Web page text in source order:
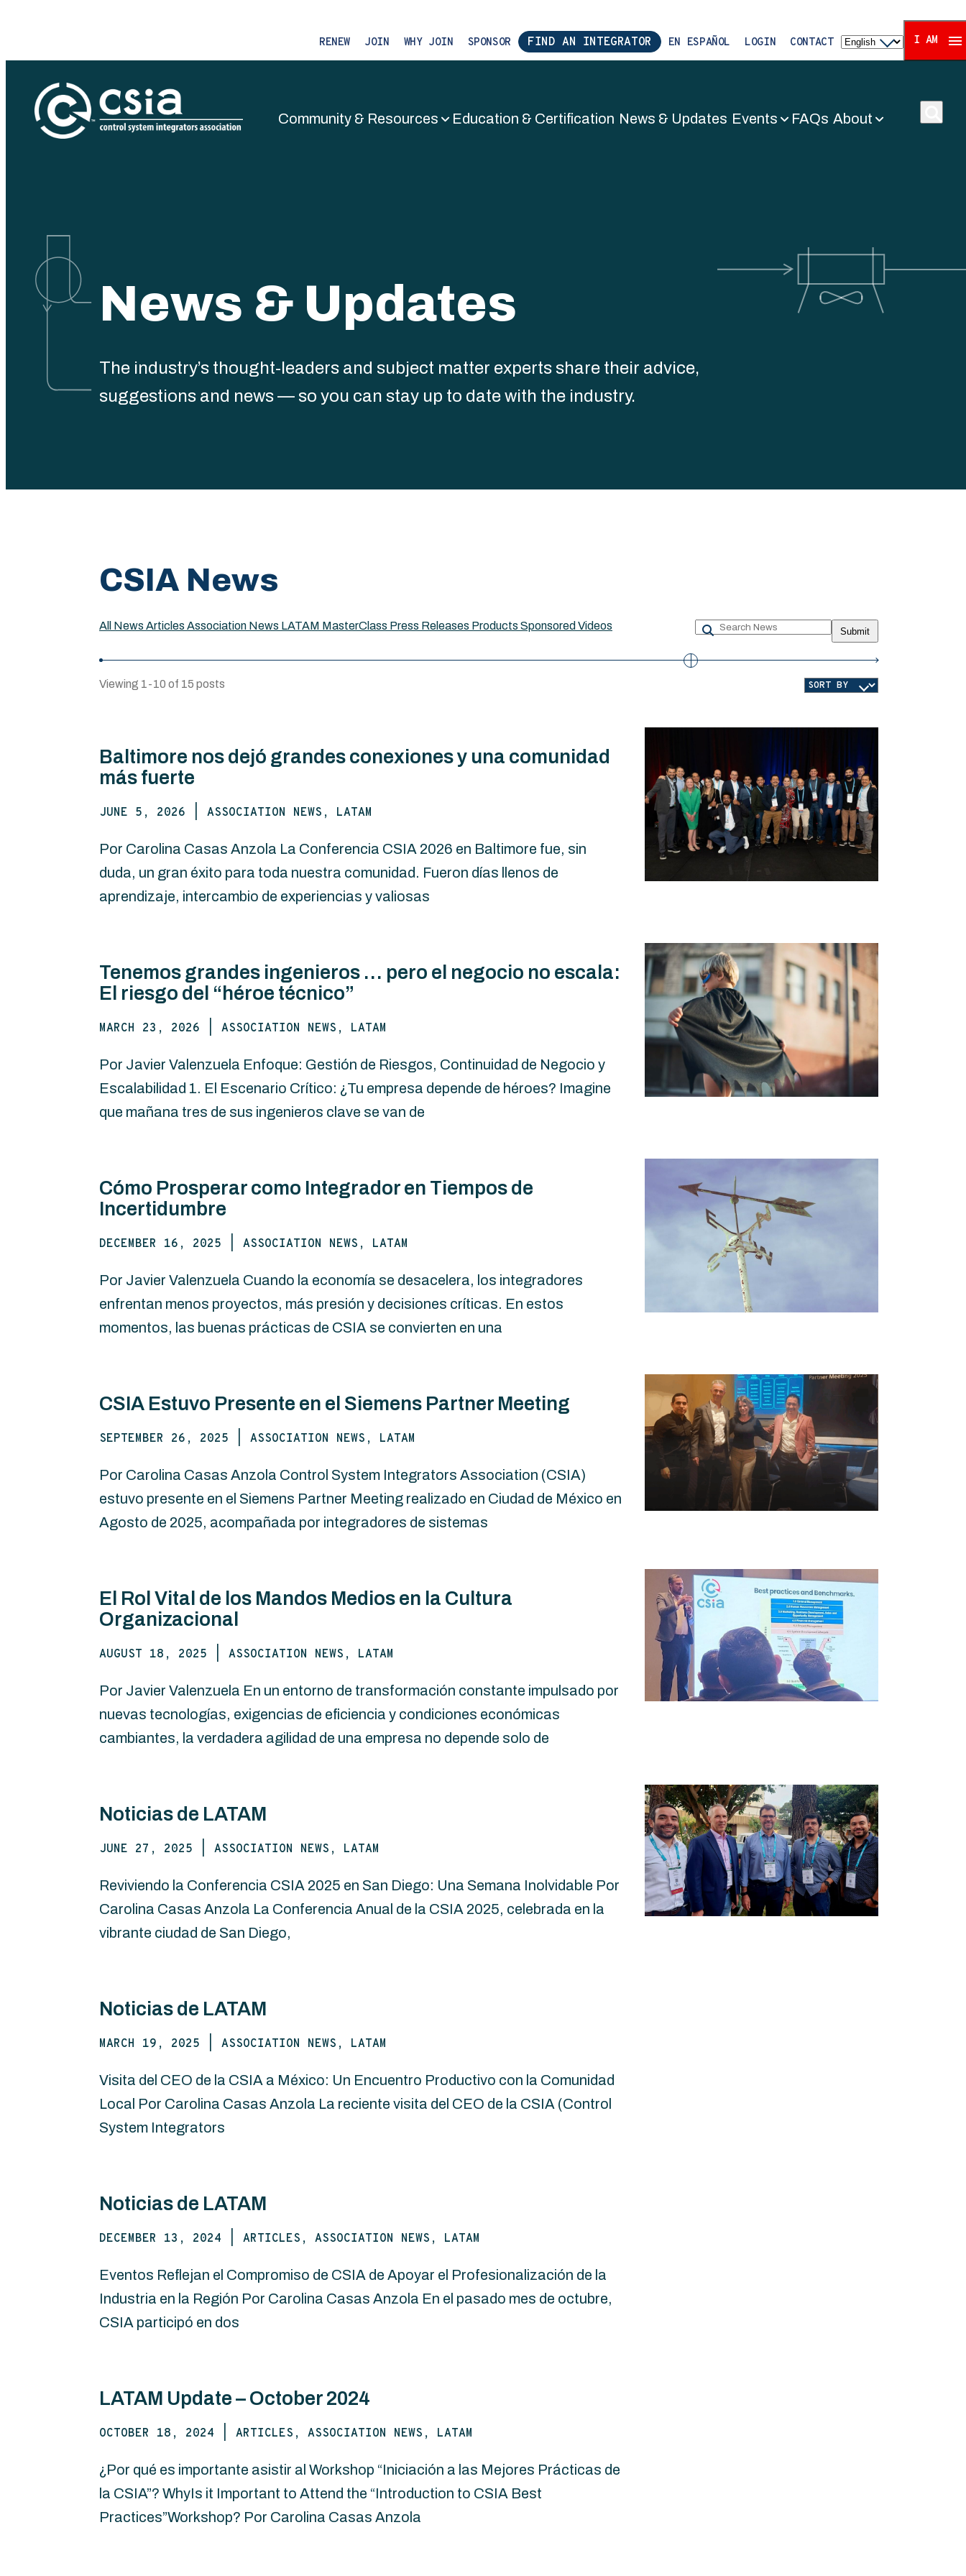
RENEW JOIN WHY JOIN SPONSOR FIND AN INTEGRATOR EN ESPAÑOL LOGIN CONTACT I AM
Community & Resources Education & Certification News & Updates Events FAQs About
News & Updates
The industry’s thought-leaders and subject matter experts share their advice,
suggestions and news — so you can stay up to date with the industry.
CSIA News
All NewsArticlesAssociation NewsLATAMMasterClassPress ReleasesProductsSponsoredVideos
Search
News
Submit
Viewing 1-10 of 15 posts
Sort
News
Baltimore nos dejó grandes conexiones y una comunidad
más fuerte
JUNE 5, 2026 ASSOCIATION NEWS, LATAM
Por Carolina Casas Anzola La Conferencia CSIA 2026 en Baltimore fue, sin
duda, un gran éxito para toda nuestra comunidad. Fueron días llenos de
aprendizaje, intercambio de experiencias y valiosas
Tenemos grandes ingenieros … pero el negocio no escala:
El riesgo del “héroe técnico”
MARCH 23, 2026 ASSOCIATION NEWS, LATAM
Por Javier Valenzuela Enfoque: Gestión de Riesgos, Continuidad de Negocio y
Escalabilidad 1. El Escenario Crítico: ¿Tu empresa depende de héroes? Imagine
que mañana tres de sus ingenieros clave se van de
Cómo Prosperar como Integrador en Tiempos de
Incertidumbre
DECEMBER 16, 2025 ASSOCIATION NEWS, LATAM
Por Javier Valenzuela Cuando la economía se desacelera, los integradores
enfrentan menos proyectos, más presión y decisiones críticas. En estos
momentos, las buenas prácticas de CSIA se convierten en una
CSIA Estuvo Presente en el Siemens Partner Meeting
SEPTEMBER 26, 2025 ASSOCIATION NEWS, LATAM
Por Carolina Casas Anzola Control System Integrators Association (CSIA)
estuvo presente en el Siemens Partner Meeting realizado en Ciudad de México en
Agosto de 2025, acompañada por integradores de sistemas
El Rol Vital de los Mandos Medios en la Cultura
Organizacional
AUGUST 18, 2025 ASSOCIATION NEWS, LATAM
Por Javier Valenzuela En un entorno de transformación constante impulsado por
nuevas tecnologías, exigencias de eficiencia y condiciones económicas
cambiantes, la verdadera agilidad de una empresa no depende solo de
Noticias de LATAM
JUNE 27, 2025 ASSOCIATION NEWS, LATAM
Reviviendo la Conferencia CSIA 2025 en San Diego: Una Semana Inolvidable Por
Carolina Casas Anzola La Conferencia Anual de la CSIA 2025, celebrada en la
vibrante ciudad de San Diego,
Noticias de LATAM
MARCH 19, 2025 ASSOCIATION NEWS, LATAM
Visita del CEO de la CSIA a México: Un Encuentro Productivo con la Comunidad
Local Por Carolina Casas Anzola La reciente visita del CEO de la CSIA (Control
System Integrators
Noticias de LATAM
DECEMBER 13, 2024 ARTICLES, ASSOCIATION NEWS, LATAM
Eventos Reflejan el Compromiso de CSIA de Apoyar el Profesionalización de la
Industria en la Región Por Carolina Casas Anzola En el pasado mes de octubre,
CSIA participó en dos
LATAM Update – October 2024
OCTOBER 18, 2024 ARTICLES, ASSOCIATION NEWS, LATAM
¿Por qué es importante asistir al Workshop “Iniciación a las Mejores Prácticas de
la CSIA”? WhyIs it Important to Attend the “Introduction to CSIA Best
Practices”Workshop? Por Carolina Casas Anzola